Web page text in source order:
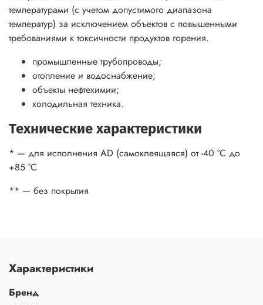
температурами (с учетом допустимого диапазона
температур) за исключением объектов с повышенными
требованиями к токсичности продуктов горения.
промышленные трубопроводы;
отопление и водоснабжение;
объекты нефтехимии;
холодильная техника.
Технические характеристики
* — для исполнения AD (самоклеящаяся) от -40 °С до
+85 °С
** — без покрытия
Характеристики
Бренд